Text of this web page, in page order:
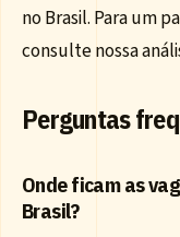
no Brasil. Para um
consulte nossa
Perguntas
Onde ficam as
Brasil?